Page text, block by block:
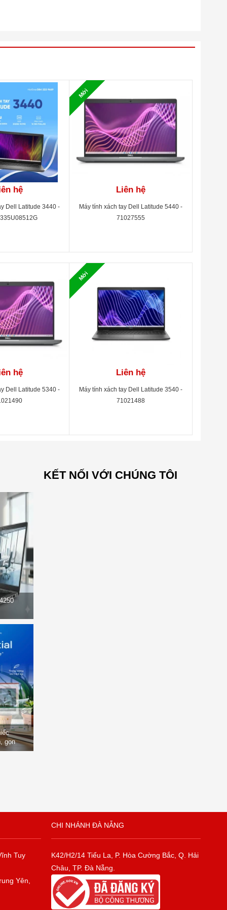
hệ
Dell Latitude 3440 -
Mới
Liên hệ
Máy tính xách tay Dell Latitude 5440 -
71027555
hệ
Dell Latitude 5340 -
Mới
Liên hệ
Máy tính xách tay Dell Latitude 3540 -
71021488
gọn
KẾT NỐI VỚI CHÚNG TÔI
Tuy
Yên,
CHI NHÁNH ĐÀ NẴNG
K42/H2/14 Tiểu La, P. Hòa Cường Bắc, Q. Hải
Châu, TP. Đà Nẵng.